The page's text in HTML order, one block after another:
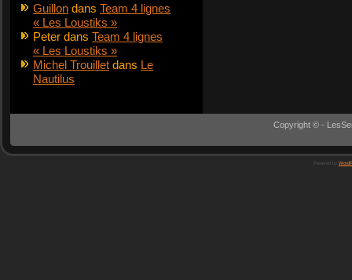
Guillon dans Team 4 lignes
« Les Loustiks »
Peter dans Team 4 lignes
« Les Loustiks »
Michel Trouillet dans Le
Nautilus
Copyright © -
Powered by